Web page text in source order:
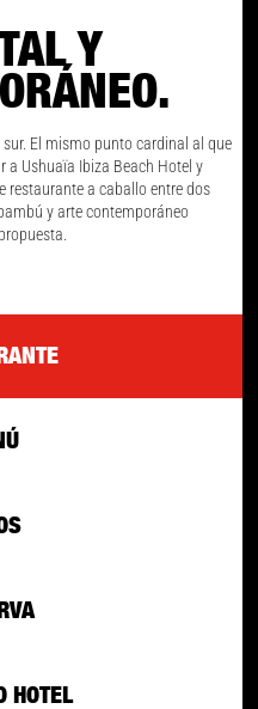
Y
El mismo punto cardinal al que
a Ushuaïa Ibiza Beach Hotel y
restaurante a caballo entre dos
y arte contemporáneo
HOTEL